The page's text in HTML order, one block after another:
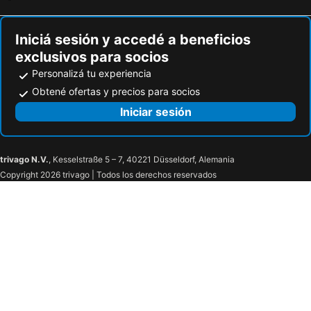
Jardín Zoológico de Mendoza Cerro de la Gloria
Festival Internacional Providencia Jazz
Parque Padre Hurtado
Funicular
Plaza Chacabuco
Parque Forestal de Santiago
Plaza Armenia
Iniciá sesión y accedé a beneficios
exclusivos para socios
Personalizá tu experiencia
Obtené ofertas y precios para socios
Iniciar sesión
trivago N.V., Kesselstraße 5 – 7, 40221 Düsseldorf, Alemania
Copyright 2026 trivago | Todos los derechos reservados